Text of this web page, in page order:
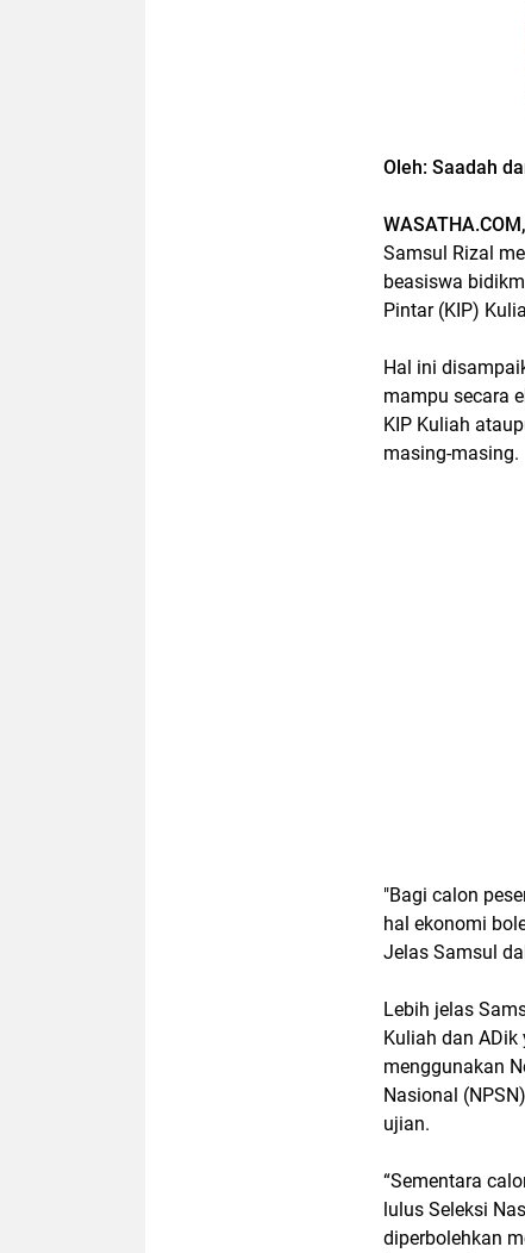
Oleh: Saadah
Samsul Rizal
beasiswa
Pintar (KIP)
Hal ini
mampu secara
KIP Kuliah
masing-masing.
"Bagi calon
hal ekonomi
Jelas Samsul
Lebih jelas
Kuliah dan
menggunakan
Nasional
ujian.
“Sementara
lulus Seleksi
diperbolehkan